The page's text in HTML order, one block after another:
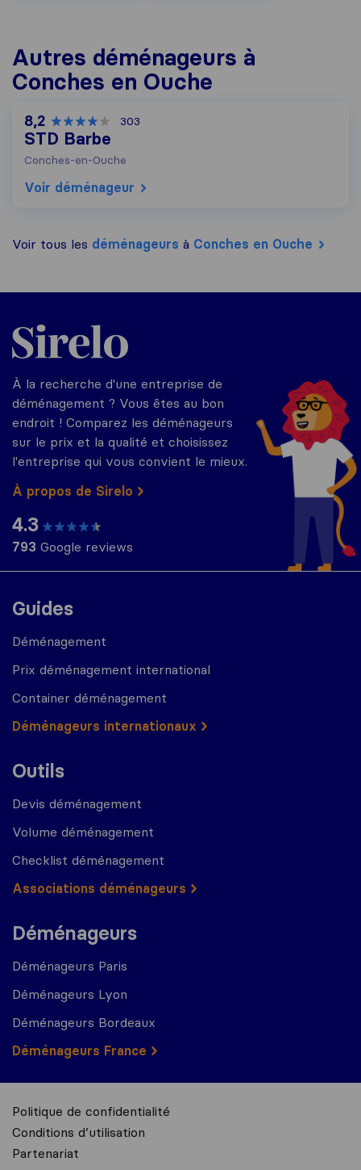
Autres déménageurs à
Conches en Ouche
8,2 303
STD Barbe
Conches-en-Ouche
Voir déménageur
Voir tous les déménageurs à Conches en Ouche
Guides
Déménagement
Prix déménagement international
Container déménagement
Déménageurs internationaux
Outils
Devis déménagement
Volume déménagement
Checklist déménagement
Associations déménageurs
Déménageurs
Déménageurs Paris
Déménageurs Lyon
Déménageurs Bordeaux
Déménageurs France
Sirelo.fr
À la recherche d'une entreprise de
déménagement ? Vous êtes au bon
endroit ! Comparez les déménageurs
sur le prix et la qualité et choisissez
l'entreprise qui vous convient le mieux.
À propos de Sirelo
4.3
793 Google reviews
Politique de confidentialité
Conditions d’utilisation
Partenariat